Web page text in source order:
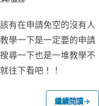
有在申請免空的沒有人
學一下是一定要的申請
尋一下也是一堆教學不
往下看吧！！
繼續閱讀→